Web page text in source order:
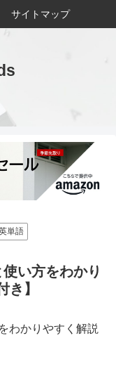
サイトマップ
単語
い方をわかり
き】
わかりやすく解説